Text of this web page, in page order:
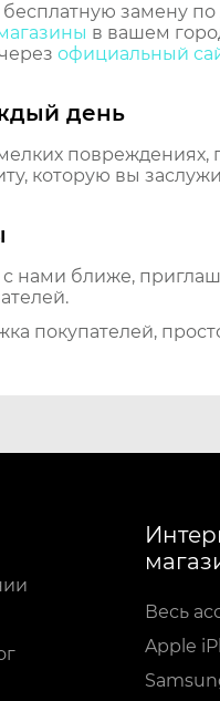
бесплатную замену
в вашем
официальный
день
повреждениях,
которую вы
с нами ближе,
покупателей,
Весь
Apple